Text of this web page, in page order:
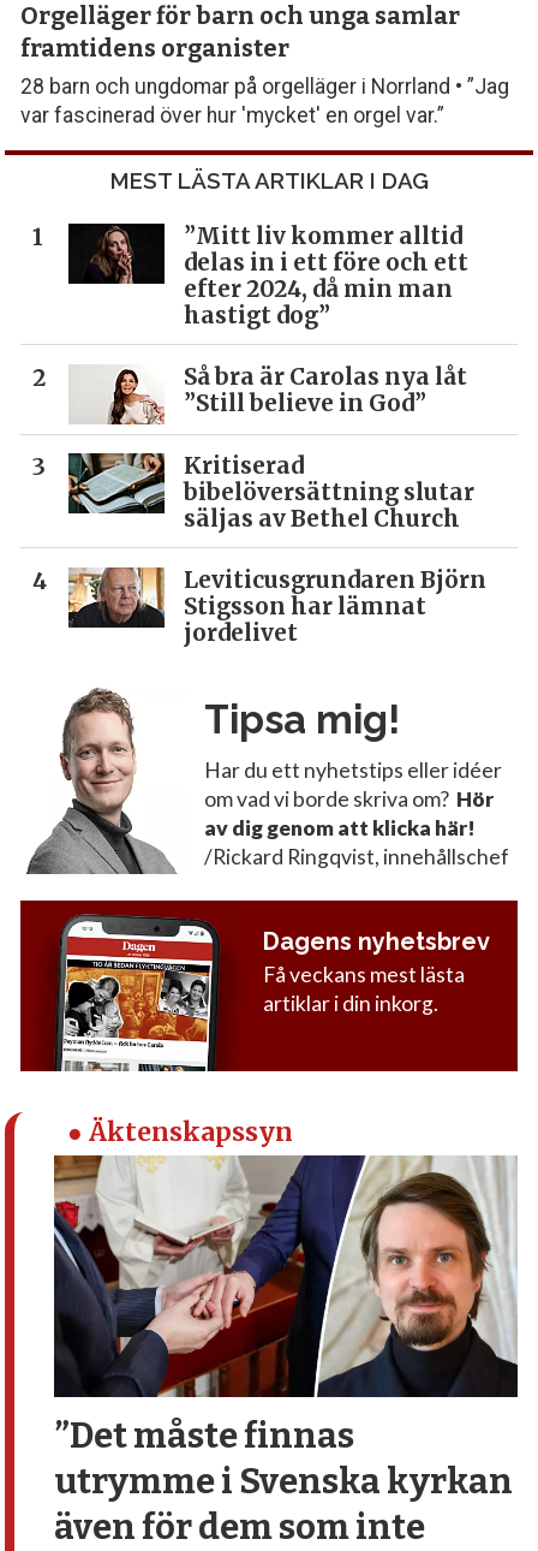
Orgelläger för barn och unga samlar
framtidens organister
28 barn och ungdomar på orgelläger i Norrland • ”Jag
var fascinerad över hur 'mycket' en orgel var.”
MEST LÄSTA ARTIKLAR I DAG
”Mitt liv kommer alltid
delas in i ett före och ett
efter 2024, då min man
hastigt dog”
Så bra är Carolas nya låt
”Still believe in God”
Kritiserad
bibelöversättning slutar
säljas av Bethel Church
Leviticusgrundaren Björn
Stigsson har lämnat
jordelivet
Tipsa mig!
Har du ett nyhetstips eller idéer
om vad vi borde skriva om? Hör
av dig genom att klicka här!
/Rickard Ringqvist, innehållschef
Dagens nyhetsbrev
Få veckans mest lästa
artiklar i din inkorg.
● Äktenskapssyn
”Det måste finnas
utrymmei Svenska kyrkan
även för demsom inte